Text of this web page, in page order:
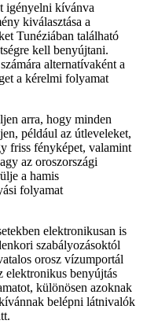
igényelni kívánva
kiválasztása a
Tunéziában található
kell benyújtani.
alternatívaként a
a kérelmi folyamat
arra, hogy minden
például az útleveleket,
friss fényképet, valamint
az oroszországi
a hamis
folyamat
elektronikusan is
szabályozásoktól
orosz vízumportál
elektronikus benyújtás
különösen azoknak
belépni látnivalók